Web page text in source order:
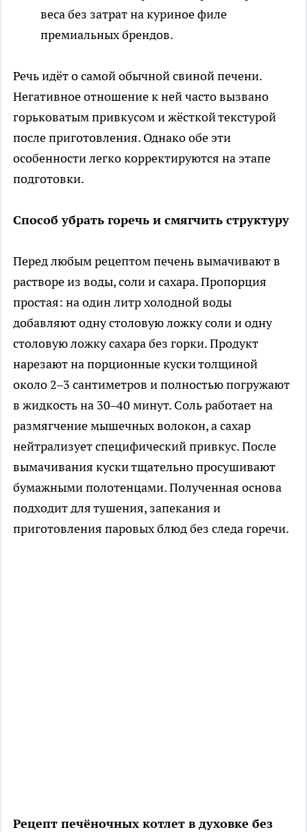
веса без затрат на куриное филе
премиальных брендов.
Речь идёт о самой обычной свиной печени.
Негативное отношение к ней часто вызвано
горьковатым привкусом и жёсткой текстурой
после приготовления. Однако обе эти
особенности легко корректируются на этапе
подготовки.
Способ убрать горечь и смягчить структуру
Перед любым рецептом печень вымачивают в
растворе из воды, соли и сахара. Пропорция
простая: на один литр холодной воды
добавляют одну столовую ложку соли и одну
столовую ложку сахара без горки. Продукт
нарезают на порционные куски толщиной
около 2–3 сантиметров и полностью погружают
в жидкость на 30–40 минут. Соль работает на
размягчение мышечных волокон, а сахар
нейтрализует специфический привкус. После
вымачивания куски тщательно просушивают
бумажными полотенцами. Полученная основа
подходит для тушения, запекания и
приготовления паровых блюд без следа горечи.
Рецепт печёночных котлет в духовке без